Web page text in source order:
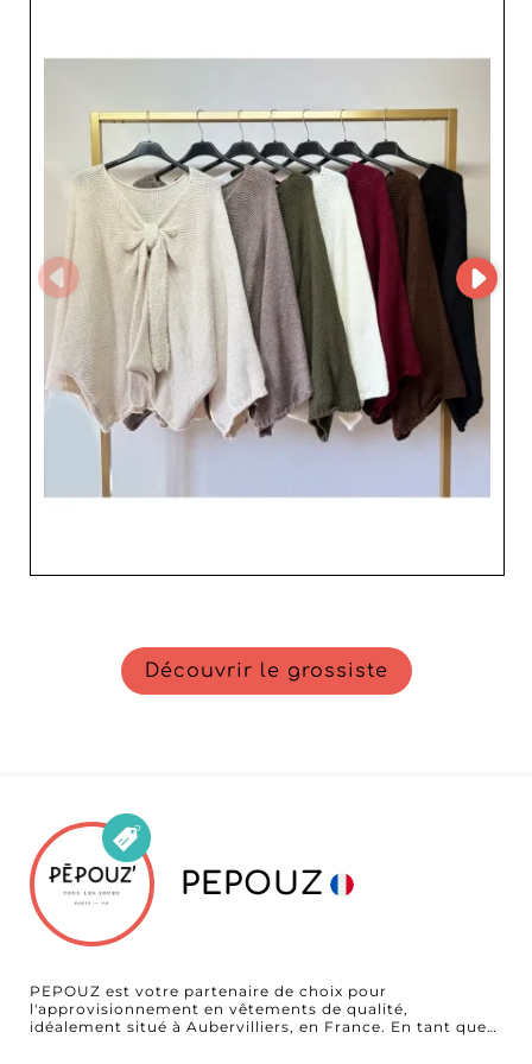
nouveautés et passer commande directement en ligne.
Grâce à cette présence, le grossiste d’Aubervilliers
facilite la collaboration avec les revendeurs en leur
offrant une expérience d’achat rapide, fluide et
sécurisée, ainsi qu’un accès direct à des produits
tendance et de qualité. En collaborant avec CECE ELLE
via notre plateforme, les professionnels bénéficient d’un
accompagnement sur mesure et d’une sélection de
vêtements féminins modernes adaptée aux besoins du
marché actuel. CECE ELLE, c’est l’alliance parfaite entre
style, professionnalisme et performance, au service de la
réussite des détaillants.
Découvrir le grossiste
PEPOUZ
PEPOUZ est votre partenaire de choix pour
l'approvisionnement en vêtements de qualité,
idéalement situé à Aubervilliers, en France. En tant que